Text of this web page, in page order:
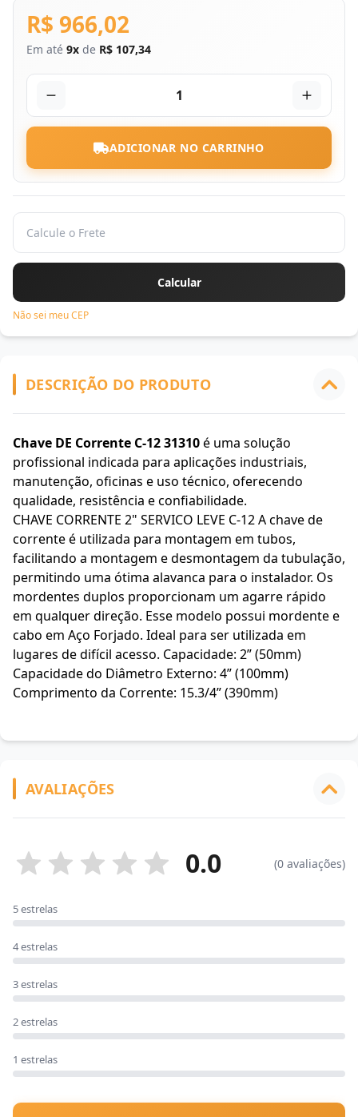
R$ 966,02
Em até 9x de R$ 107,34
1
ADICIONAR NO CARRINHO
Não sei meu CEP
DESCRIÇÃO DO PRODUTO
Chave DE Corrente C-12 31310é uma solução
profissional indicada para aplicações industriais,
manutenção, oficinas e uso técnico, oferecendo
qualidade, resistência e confiabilidade.
CHAVE CORRENTE 2" SERVICO LEVE C-12 A chave de
corrente é utilizada para montagem em tubos,
facilitando a montagem e desmontagem da tubulação,
permitindo uma ótima alavanca para o instalador. Os
mordentes duplos proporcionam um agarre rápido
em qualquer direção. Esse modelo possui mordente e
cabo em Aço Forjado. Ideal para ser utilizada em
lugares de difícil acesso. Capacidade: 2” (50mm)
Capacidade do Diâmetro Externo: 4” (100mm)
Comprimento da Corrente: 15.3/4” (390mm)
AVALIAÇÕES
0.0 (0 avaliações)
5 estrelas
4 estrelas
3 estrelas
2 estrelas
1 estrelas